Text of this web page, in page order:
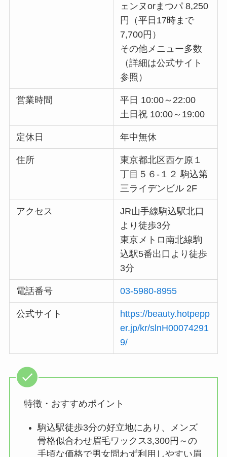
ェンヌorまつパ 8,250
円（平日17時まで
7,700円）
その他メニュー多数
（詳細は公式サイト
参照）
営業時間
平日 10:00～22:00
土日祝 10:00～19:00
定休日 年中無休
住所
東京都北区西ケ原１
丁目５６-１２ 駒込第
三ライデンビル 2F
アクセス
JR山手線駒込駅北口
より徒歩3分
東京メトロ南北線駒
込駅5番出口より徒歩
3分
電話番号 03-5980-8955
公式サイト
https://beauty.hotpepp
er.jp/kr/slnH00074291
9/
特徴・おすすめポイント
駒込駅徒歩3分の好立地にあり、メンズ
骨格似合わせ眉毛ワックス3,300円～の
手頃な価格で男女問わず利用しやすい眉